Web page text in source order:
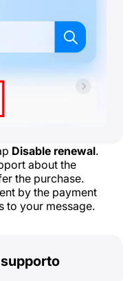
Disable renewal.
about the
the purchase.
by the payment
to your message.